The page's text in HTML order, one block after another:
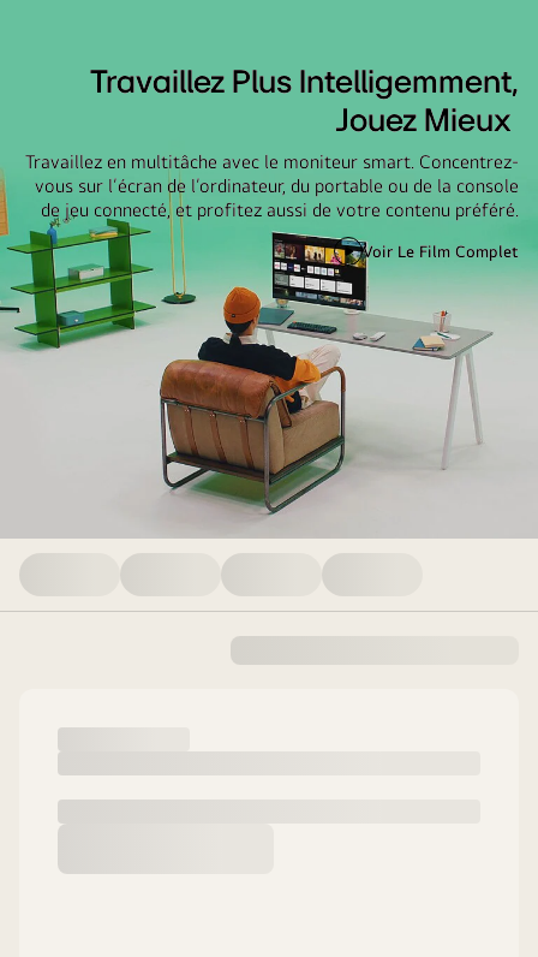
Travaillez Plus Intelligemment,
Jouez Mieux
Travaillez en multitâche avec le moniteur smart. Concentrez-
vous sur l’écran de l’ordinateur, du portable ou de la console
de jeu connecté, et profitez aussi de votre contenu préféré.
Voir Le Film Complet